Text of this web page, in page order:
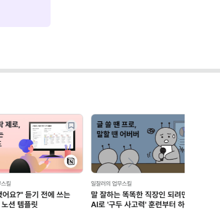
직장인 되려면?
' 훈련부터 하세요
Next